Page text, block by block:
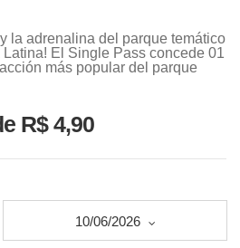
la adrenalina del parque temático
El Single Pass concede 01
más popular del parque
R$ 4,90
10/06/2026